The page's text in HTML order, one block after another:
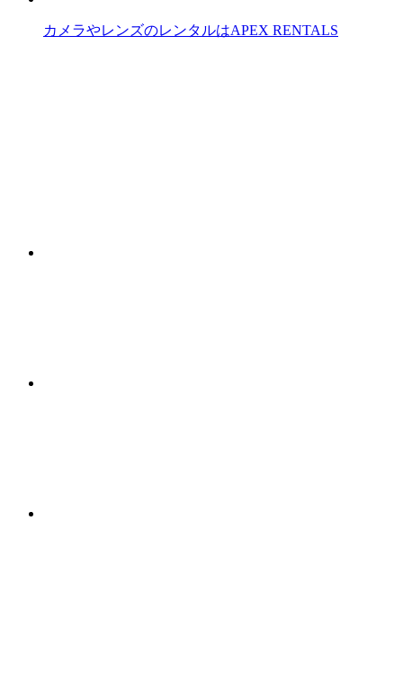
カメラやレンズのレンタルはAPEX RENTALS